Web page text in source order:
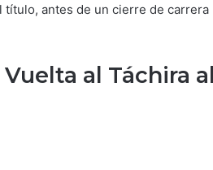
antes de un cierre de
al Táchira